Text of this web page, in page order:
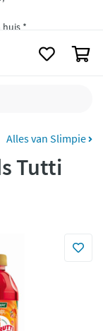
Alles van Slimpie
Tutti